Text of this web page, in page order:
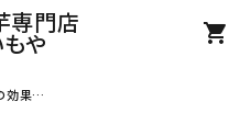
shopping_cart
search
効果を